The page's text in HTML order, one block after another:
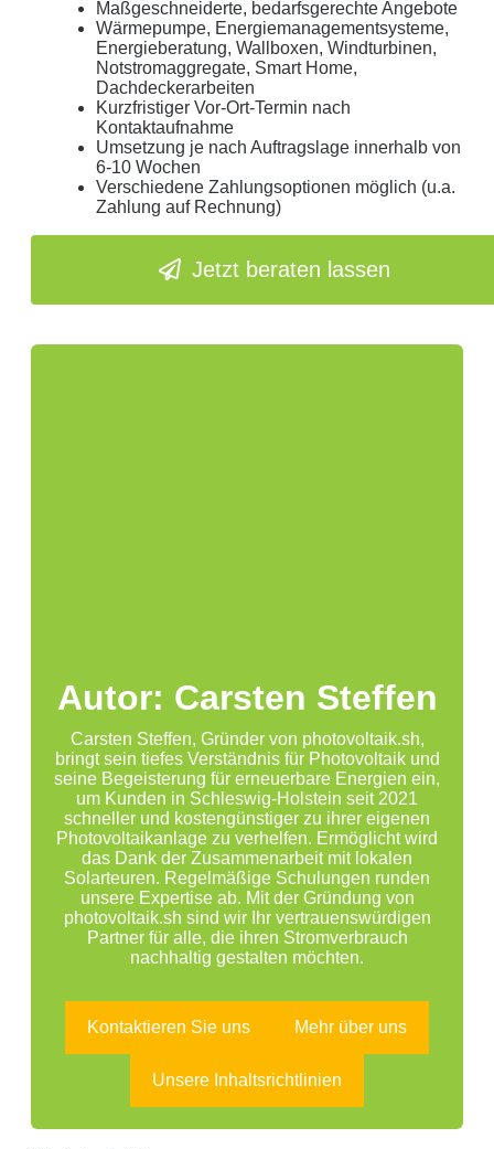
Maßgeschneiderte, bedarfsgerechte Angebote
Wärmepumpe, Energiemanagementsysteme,
Energieberatung, Wallboxen, Windturbinen,
Notstromaggregate, Smart Home,
Dachdeckerarbeiten
Kurzfristiger Vor-Ort-Termin nach
Kontaktaufnahme
Umsetzung je nach Auftragslage innerhalb von
6-10 Wochen
Verschiedene Zahlungsoptionen möglich (u.a.
Zahlung auf Rechnung)
Jetzt beraten lassen
Autor: Carsten Steffen
Carsten Steffen, Gründer von photovoltaik.sh,
bringt sein tiefes Verständnis für Photovoltaik und
seine Begeisterung für erneuerbare Energien ein,
um Kunden in Schleswig-Holstein seit 2021
schneller und kostengünstiger zu ihrer eigenen
Photovoltaikanlage zu verhelfen. Ermöglicht wird
das Dank der Zusammenarbeit mit lokalen
Solarteuren. Regelmäßige Schulungen runden
unsere Expertise ab. Mit der Gründung von
photovoltaik.sh sind wir Ihr vertrauenswürdigen
Partner für alle, die ihren Stromverbrauch
nachhaltig gestalten möchten.
Kontaktieren Sie uns Mehr über uns
Unsere Inhaltsrichtlinien